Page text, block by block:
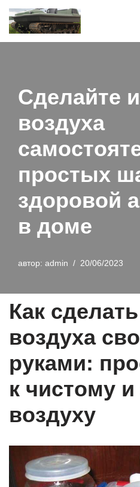
Перейти
Сделайте
воздуха
простых
здоровой
в доме
автор: admin 20/06/2023
Как
воздуха
руками:
к чистому
воздуху